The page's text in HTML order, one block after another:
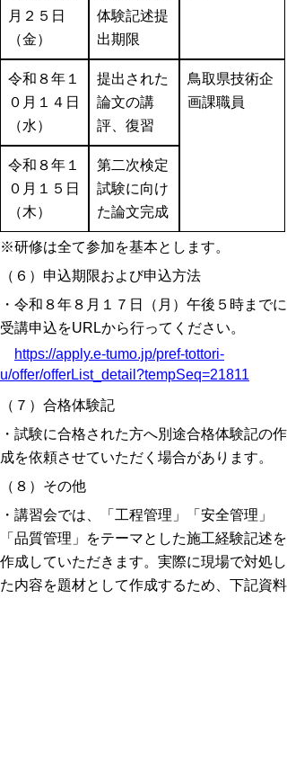
月２５日
（金）
体験記述提
出期限
令和８年１
０月１４ 日
（水）
提出された
論文の講
評、復習
鳥取県技術企
画課職員
令和８年１
０月１５日
（木）
第二次検定
試験に向け
た論文完成
※研修は全て参加を基本とします。
（６）申込期限および申込方法
・令和８年８月１７日（月）午後５時までに
受講申込をURLから行ってください。
https://apply.e-tumo.jp/pref-tottori-
u/offer/offerList_detail?tempSeq=21811
（７）合格体験記
・試験に合格された方へ別途合格体験記の作
成を依頼させていただく場合があります。
（８）その他
・講習会では、「工程管理」「安全管理」
「品質管理」をテーマとした施工経験記述を
作成していただきます。実際に現場で対処し
た内容を題材として作成するため、下記資料